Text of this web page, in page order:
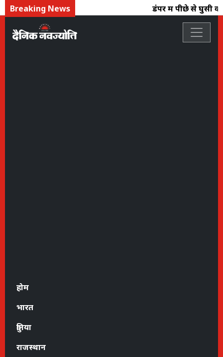
Breaking News डंपर में पीछे से घुसी
होम
भारत
दुनिया
राजस्थान